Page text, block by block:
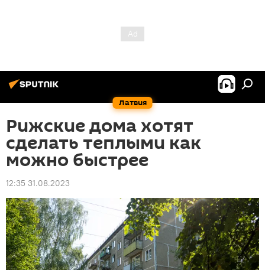
Латвия
Рижские дома хотят
сделать теплыми как
можно быстрее
12:35 31.08.2023